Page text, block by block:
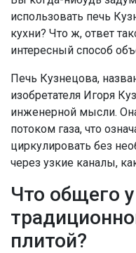
использовать печь
кухни? Что ж, ответ
интересный способ
Печь Кузнецова,
изобретателя Игоря
инженерной мысли.
потоком газа, что
циркулировать без
через узкие каналы,
Что общего
плитой?